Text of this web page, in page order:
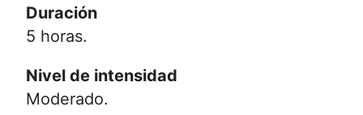
Duración
5 horas.
Nivel de intensidad
Moderado.